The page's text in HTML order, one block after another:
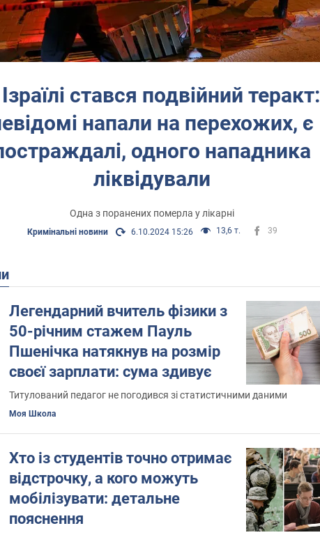
стався подвійний теракт:
напали на перехожих, є
одного нападника
ліквідували
Одна з поранених померла у лікарні
Кримінальні новини 6.10.2024 15:26 13,6 т. 39
Легендарний вчитель фізики з
50-річним стажем Пауль
Пшенічка натякнув на розмір
своєї зарплати: сума здивує
Титулований педагог не погодився зі статистичними даними
Моя Школа
Хто із студентів точно отримає
відстрочку, а кого можуть
мобілізувати: детальне
пояснення